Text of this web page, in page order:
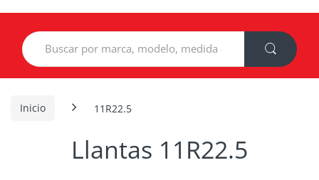
Search
for:
Inicio 11R22.5
Llantas 11R22.5